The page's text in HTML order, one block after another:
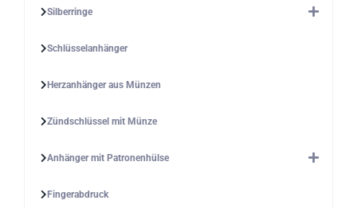
Silberringe
Schlüsselanhänger
Herzanhänger aus Münzen
Zündschlüssel mit Münze
Anhänger mit Patronenhülse
Fingerabdruck